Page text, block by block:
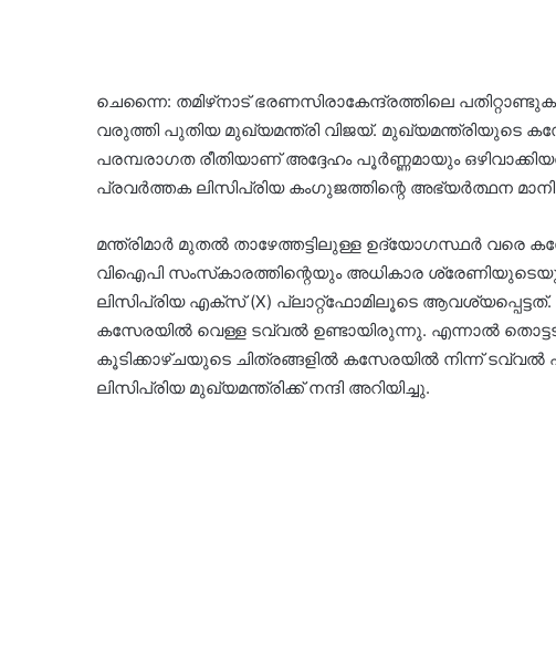
ചെന്നൈ: തമിഴ്‌നാട് ഭരണസിരാകേന്ദ്രത്തിലെ
വരുത്തി പുതിയ മുഖ്യമന്ത്രി വിജയ്. മുഖ്യമന്ത്രിയുടെ
പരമ്പരാഗത രീതിയാണ് അദ്ദേഹം പൂർണ്ണമായും
പ്രവർത്തക ലിസിപ്രിയ കംഗുജത്തിന്റെ അഭ്യർത്ഥന
മന്ത്രിമാർ മുതൽ താഴേത്തട്ടിലുള്ള ഉദ്യോഗസ്ഥർ വരെ
വിഐപി സംസ്‌കാരത്തിന്റെയും അധികാര
ലിസിപ്രിയ എക്സ് (X) പ്ലാറ്റ്‌ഫോമിലൂടെ
കസേരയിൽ വെള്ള ടവ്വൽ ഉണ്ടായിരുന്നു. എന്നാൽ
കൂടിക്കാഴ്ചയുടെ ചിത്രങ്ങളിൽ കസേരയിൽ നിന്ന് ടവ്വൽ
ലിസിപ്രിയ മുഖ്യമന്ത്രിക്ക് നന്ദി അറിയിച്ചു.